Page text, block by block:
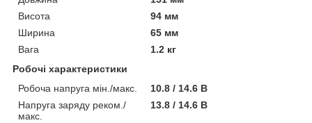
Висота
94 мм
Ширина
65 мм
Вага
1.2 кг
Робочі характеристики
Робоча напруга мін./макс.
10.8 / 14.6 В
Напруга заряду реком./
макс.
13.8 / 14.6 В